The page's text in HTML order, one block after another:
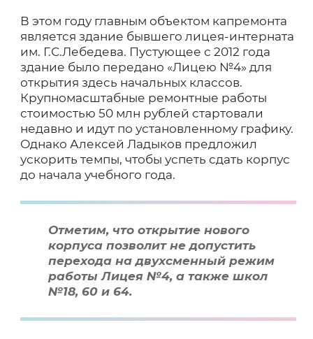
В этом году главным объектом капремонта
является здание бывшего лицея-интерната
им. Г.С.Лебедева. Пустующее с 2012 года
здание было передано «Лицею №4» для
открытия здесь начальных классов.
Крупномасштабные ремонтные работы
стоимостью 50 млн рублей стартовали
недавно и идут по установленному графику.
Однако Алексей Ладыков предложил
ускорить темпы, чтобы успеть сдать корпус
до начала учебного года.
Отметим, что открытие нового
корпуса позволит не допустить
перехода на двухсменный режим
работы Лицея №4, а также школ
№18, 60 и 64.